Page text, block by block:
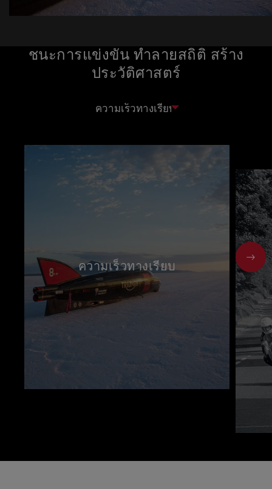
ชนะการแข่งขัน ทำลายสถิติ สร้าง
ประวัติศาสตร์
ความเร็วทางเรียบ
NEXT